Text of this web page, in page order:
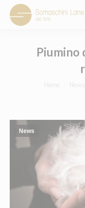
Piumino
You are
Home News
News